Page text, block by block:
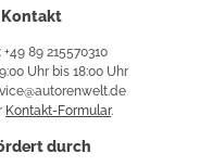
Kontakt
89 215570310
Uhr bis 18:00 Uhr
Kontakt-Formular.
durch